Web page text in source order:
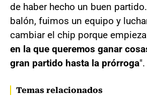
de haber hecho un buen
balón, fuimos un equipo y
cambiar el chip porque
en la que queremos ganar
gran partido hasta la prórroga".
Temas relacionados